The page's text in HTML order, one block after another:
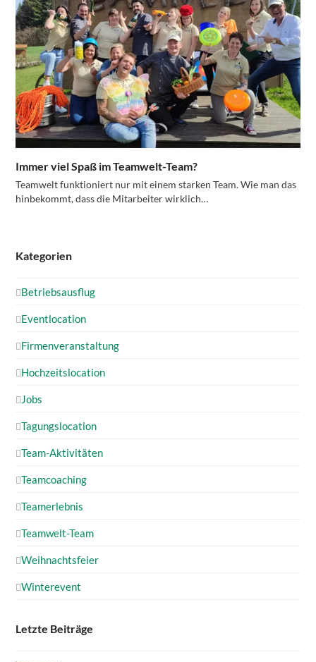
Immer viel Spaß im Teamwelt-Team?
Teamwelt funktioniert nur mit einem starken Team. Wie man das
hinbekommt, dass die Mitarbeiter wirklich…
Kategorien
Betriebsausflug
Eventlocation
Firmenveranstaltung
Hochzeitslocation
Jobs
Tagungslocation
Team-Aktivitäten
Teamcoaching
Teamerlebnis
Teamwelt-Team
Weihnachtsfeier
Winterevent
Letzte Beiträge